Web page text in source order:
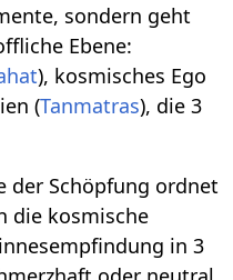
sondern geht
Ebene:
), kosmisches Ego
(Tanmatras), die 3
der Schöpfung ordnet
die kosmische
in 3